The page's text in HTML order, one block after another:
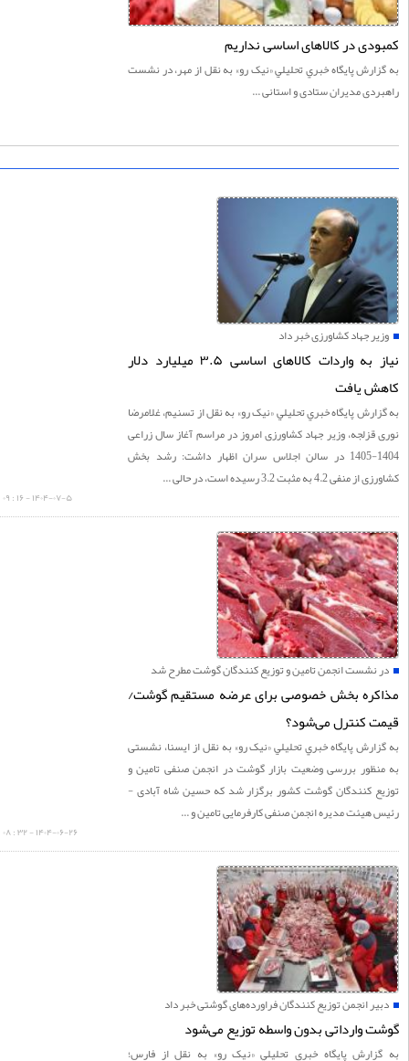
در کالاهای اساسی نداریم
پايگاه خبري تحليلي «نيک رو» به نقل از مهر، در نشست
مدیران ستادی و استانی ...
جهاد کشاورزی خبر داد
نیاز به واردات کالاهای اساسی ۳.۵ میلیارد دلار
یافت
پايگاه خبري تحليلي «نيک رو» به نقل از تسنیم، غلامرضا
وزیر جهاد کشاورزی امروز در مراسم آغاز سال زراعی
1404-1405 در سالن اجلاس سران اظهار داشت: رشد بخش
به مثبت 3.2 رسیده است، در حالی ...
۱۴۰۴-۰۷-۵ - ۱۶ : ۰۹
نشست انجمن تامین و توزیع کنندگان گوشت مطرح شد
بخش خصوصی برای عرضه مستقیم گوشت/
کنترل می‌شود؟
پايگاه خبري تحليلي «نيک رو» به نقل از ایسنا، نشستی
بررسی وضعیت بازار گوشت در انجمن صنفی تامین و
کنندگان گوشت کشور برگزار شد که حسین شاه آبادی -
مدیره انجمن صنفی کارفرمایی تامین و ...
۱۴۰۴-۰۶-۲۶ - ۳۲ : ۰۸
انجمن توزیع کنندگان فراورده‌های گوشتی خبر داد
وارداتی بدون واسطه توزیع می‌شود
پايگاه خبري تحليلي «نيک رو» به نقل از فارس؛